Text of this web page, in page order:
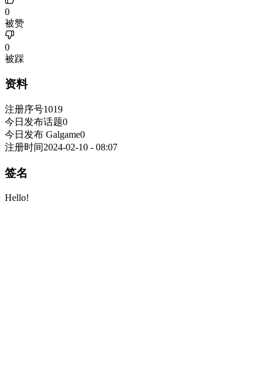
0
被赞
0
被踩
资料
注册序号1019
今日发布话题0
今日发布 Galgame0
注册时间2024-02-10 - 08:07
签名
Hello!